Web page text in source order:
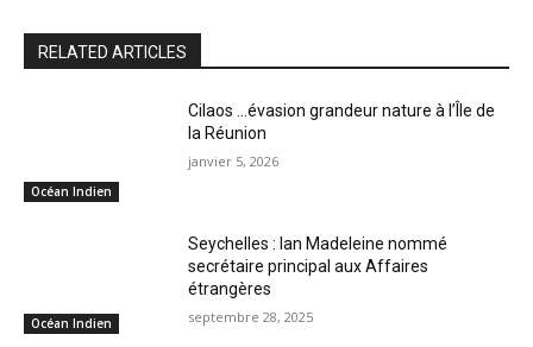
RELATED ARTICLES
Océan Indien
Cilaos …évasion grandeur nature à l’Île de
la Réunion
janvier 5, 2026
Océan Indien
Seychelles : Ian Madeleine nommé
secrétaire principal aux Affaires
étrangères
septembre 28, 2025